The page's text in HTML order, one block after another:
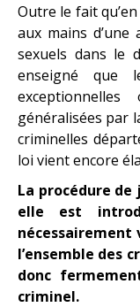
Outre le fait
aux mains d’une
sexuels dans le
enseigné que
généralisées par
criminelles
loi vient encore
La procédure
elle est
nécessairement
l’ensemble des
donc
criminel.